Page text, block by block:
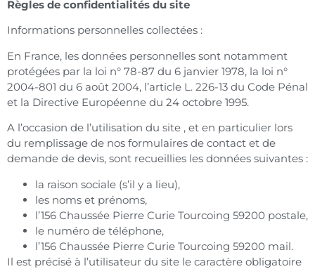
Règles de confidentialités du site
Informations personnelles collectées :
En France, les données personnelles sont notamment
protégées par la loi n° 78-87 du 6 janvier 1978, la loi n°
2004-801 du 6 août 2004, l’article L. 226-13 du Code Pénal
et la Directive Européenne du 24 octobre 1995.
A l’occasion de l’utilisation du site , et en particulier lors
du remplissage de nos formulaires de contact et de
demande de devis, sont recueillies les données suivantes :
la raison sociale (s’il y a lieu),
les noms et prénoms,
l’156 Chaussée Pierre Curie Tourcoing 59200 postale,
le numéro de téléphone,
l’156 Chaussée Pierre Curie Tourcoing 59200 mail.
Il est précisé à l’utilisateur du site le caractère obligatoire